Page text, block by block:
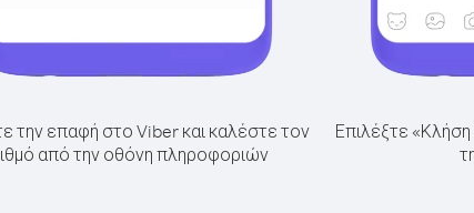
την επαφή στο Viber και καλέστε τον
από την οθόνη πληροφοριών
Επιλέξτε